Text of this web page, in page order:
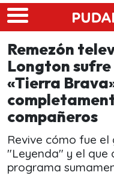
Skip to main content
Remezón
Longton
«Tierra
compañeros
Revive cómo fue
"Leyenda" y el que
programa